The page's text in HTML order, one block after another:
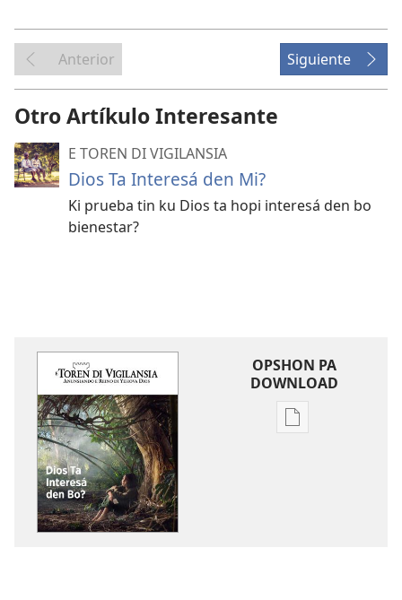
Anterior Siguiente
Otro Artíkulo Interesante
E TOREN DI VIGILANSIA
Dios Ta Interesá den Mi?
Ki prueba tin ku Dios ta hopi interesá den bo
bienestar?
OPSHON PA
DOWNLOAD
Opshon